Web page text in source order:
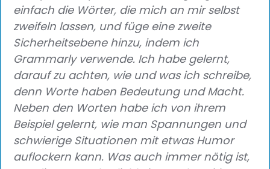
einfach die Wörter, die mich an mir selbst
zweifeln lassen, und füge eine zweite
Sicherheitsebene hinzu, indem ich
Grammarly verwende. Ich habe gelernt,
darauf zu achten, wie und was ich schreibe,
denn Worte haben Bedeutung und Macht.
Neben den Worten habe ich von ihrem
Beispiel gelernt, wie man Spannungen und
schwierige Situationen mit etwas Humor
auflockern kann. Was auch immer nötig ist,